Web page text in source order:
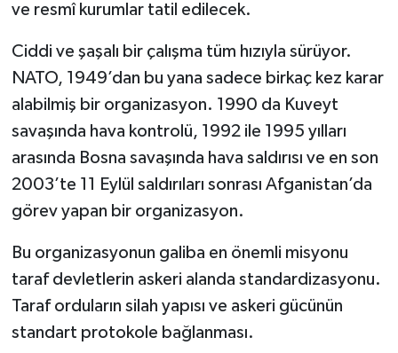
ve resmî kurumlar tatil edilecek.
Ciddi ve şaşalı bir çalışma tüm hızıyla sürüyor.
NATO, 1949’dan bu yana sadece birkaç kez karar
alabilmiş bir organizasyon. 1990 da Kuveyt
savaşında hava kontrolü, 1992 ile 1995 yılları
arasında Bosna savaşında hava saldırısı ve en son
2003’te 11 Eylül saldırıları sonrası Afganistan’da
görev yapan bir organizasyon.
Bu organizasyonun galiba en önemli misyonu
taraf devletlerin askeri alanda standardizasyonu.
Taraf orduların silah yapısı ve askeri gücünün
standart protokole bağlanması.